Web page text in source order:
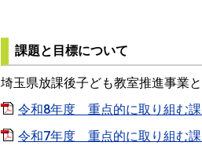
課題と目標について
埼玉県放課後子ども教室推進事業
令和8年度 重点的に取り組む課
令和7年度 重点的に取り組む課